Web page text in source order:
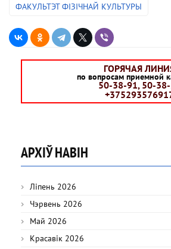
ФАКУЛЬТЭТ ФІЗІЧНАЙ КУЛЬТУРЫ
ГОРЯЧАЯ
по вопросам приемной
50-38-91, 50-
АРХІЎ НАВІН
Ліпень 2026
Чэрвень 2026
Май 2026
Красавік 2026